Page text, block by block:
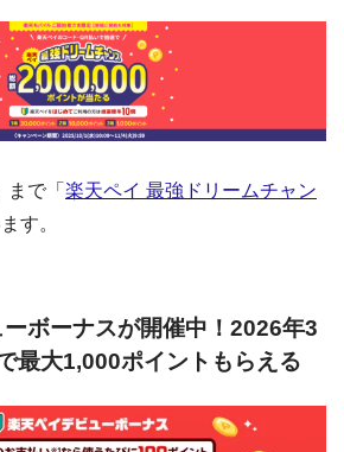
で「 楽天ペイ 最強ドリームチャン
す。
ボーナスが開催中！2026年3
最大1,000ポイントもらえる